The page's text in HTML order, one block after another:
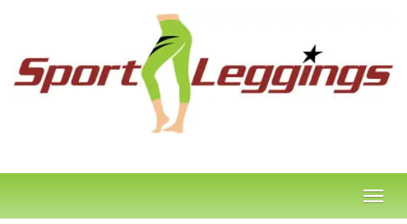
content